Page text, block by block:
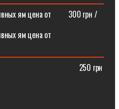
ям цена от⠀⠀⠀300 грн /
ям цена от
грн